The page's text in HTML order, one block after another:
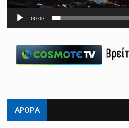
00:00
ΑΡΘΡΑ